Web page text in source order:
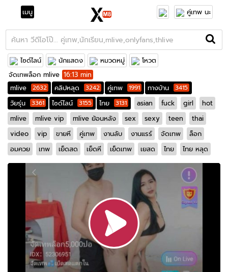
เมนู คู่เทพ นะ
ไซด์ไลน์ นักแสดง หมวดหมู่
โหวต
จัดเทพล็อก mlive 16:13 min
mlive
2632 คลิปหลุด 3242 คู่เทพ 1991 ทางบ้าน 3415
วัยรุ่น 3361 ไซด์ไลน์ 3155 ไทย 3131 asian fuck girl
hot
mlive
mlive vip mlive ย้อนหลัง sex sexy teen
thai
video
vip ขายหี คู่เทพ งานลับ งานแรร์ จัดเทพ
ล็อก
อมควย
เทพ เย็ดสด เย็ดหี เย็ดเทพ เยสด ไทย ไทย หลุด